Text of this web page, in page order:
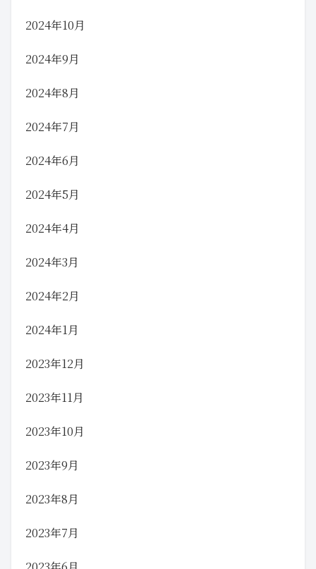
2024年10月
2024年9月
2024年8月
2024年7月
2024年6月
2024年5月
2024年4月
2024年3月
2024年2月
2024年1月
2023年12月
2023年11月
2023年10月
2023年9月
2023年8月
2023年7月